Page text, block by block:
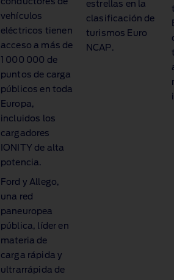
conductores de
vehículos
eléctricos tienen
acceso a más de
1 000 000 de
puntos de carga
públicos en toda
Europa,
incluidos los
cargadores
IONITY de alta
potencia.
Ford y Allego,
una red
paneuropea
pública, líder en
materia de
carga rápida y
ultrarrápida de
estrellas en la
clasificación de
turismos Euro
NCAP.